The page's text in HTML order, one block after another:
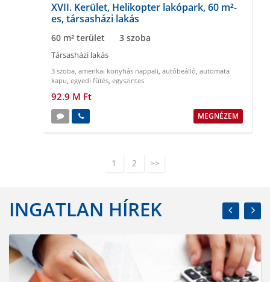
XVII. Kerület, Helikopter lakópark, 60 m²-
es, társasházi lakás
60 m² terület 3 szoba
Társasházi lakás
3 szoba, amerikai konyhás nappali, autóbeálló, automata
kapu, egyedi fűtés, egyszintes
92.9 M Ft
MEGNÉZEM
1 2 >>
INGATLAN HÍREK